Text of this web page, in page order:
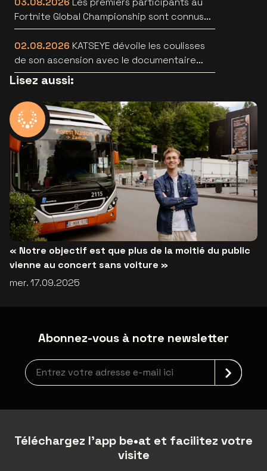
Fortnite Global Championship sont connus
au Lotto Arena
02.08.2026 KATSEYE dévoile les coulisses
de son ascension avec le documentaire
WILD HEARTS [trailer]
Lisez aussi:
« Notre objectif est que plus de la moitié du public
vienne au concert sans voiture »
mer. 17.09.2025
Abonnez-vous à notre newsletter
Inscription à la newsletter
Téléchargez l'app be•at et facilitez votre
visite